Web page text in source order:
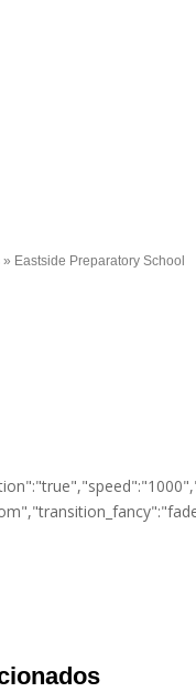
» Eastside Preparatory School